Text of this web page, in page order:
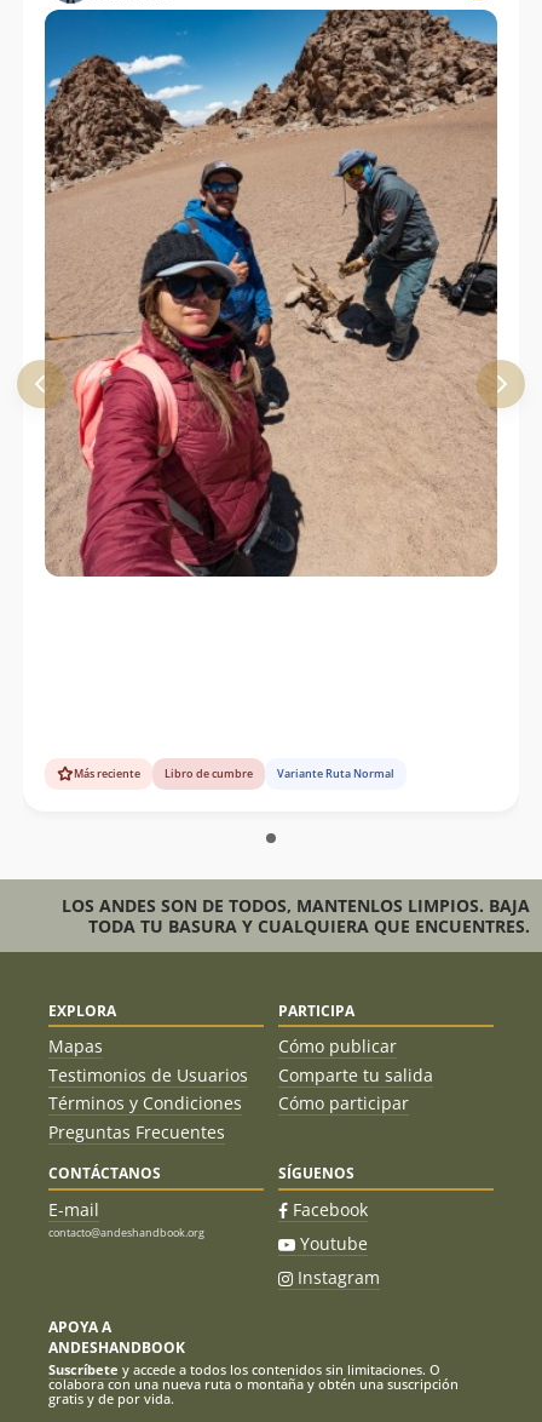
Más reciente Libro de cumbre Variante Ruta Normal
LOS ANDES SON DE TODOS, MANTENLOS LIMPIOS. BAJA
TODA TU BASURA Y CUALQUIERA QUE ENCUENTRES.
EXPLORA
Mapas
Testimonios de Usuarios
Términos y Condiciones
Preguntas Frecuentes
PARTICIPA
Cómo publicar
Comparte tu salida
Cómo participar
CONTÁCTANOS
E-mail
contacto@andeshandbook.org
SÍGUENOS
Facebook
Youtube
Instagram
APOYA A
ANDESHANDBOOK
Suscríbete y accede a todos los contenidos sin limitaciones. O
colabora con una nueva ruta o montaña y obtén una suscripción
gratis y de por vida.